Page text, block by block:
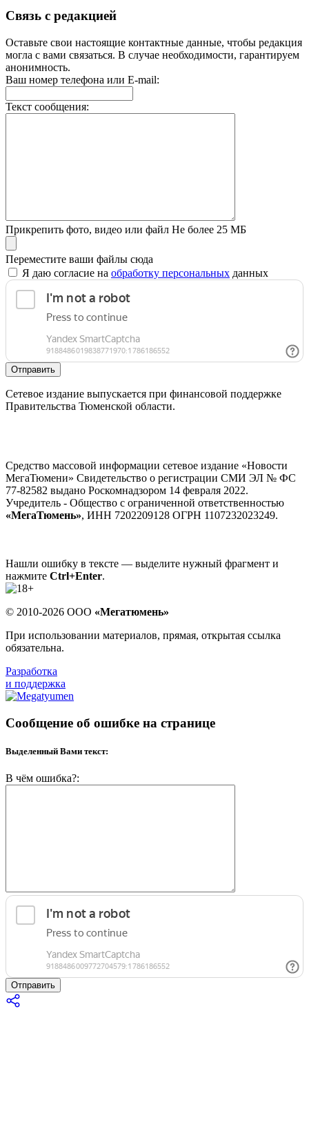
Связь с редакцией
Оставьте свои настоящие контактные данные, чтобы редакция
могла с вами связаться. В случае необходимости, гарантируем
анонимность.
Ваш номер телефона или E-mail:
Текст сообщения:
Прикрепить фото, видео или файл Не более 25 МБ
Переместите ваши файлы сюда
Я даю согласие на обработку персональных данных
Отправить
Сетевое издание выпускается при финансовой поддержке
Правительства Тюменской области.
Средство массовой информации сетевое издание «Новости
МегаТюмени» Свидетельство о регистрации СМИ ЭЛ № ФС
77-82582 выдано Роскомнадзором 14 февраля 2022.
Учредитель - Общество с ограниченной ответственностью
«МегаТюмень», ИНН 7202209128 ОГРН 1107232023249.
Нашли ошибку в тексте — выделите нужный фрагмент и
нажмите Ctrl+Enter.
© 2010-2026 ООО «Мегатюмень»
При использовании материалов, прямая, открытая ссылка
обязательна.
Разработка
и поддержка
Сообщение об ошибке на странице
Выделенный Вами текст:
В чём ошибка?:
Отправить